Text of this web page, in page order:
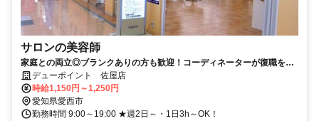
サロンの美容師
家庭との両立◎ブランクありの方も歓迎！コーディネーターが復職をサ
ポートするのでミスマッチなし！ママさんスタイリストが全店舗で200
名以上活躍中！
デューポイント 佐屋店
時給1,150円～1,250円
愛知県愛西市
勤務時間 9:00～19:00 ★週2日～・1日3h～OK！